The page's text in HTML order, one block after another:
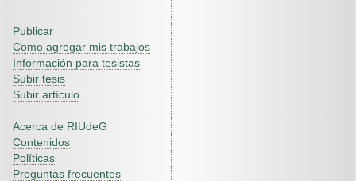
Publicar
Como agregar mis trabajos
Información para tesistas
Subir tesis
Subir artículo
Acerca de RIUdeG
Contenidos
Políticas
Preguntas frecuentes